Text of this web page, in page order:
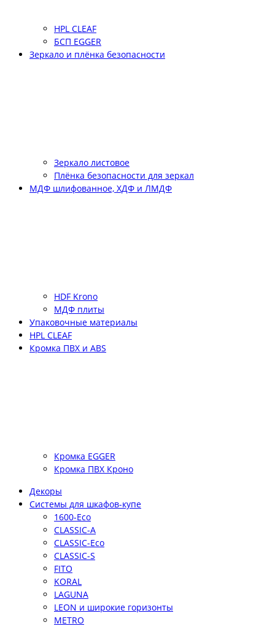
HPL CLEAF
БСП EGGER
Зеркало и плёнка безопасности
Зеркало листовое
Плёнка безопасности для зеркал
МДФ шлифованное, ХДФ и ЛМДФ
HDF Krono
МДФ плиты
Упаковочные материалы
HPL CLEAF
Кромка ПВХ и ABS
Кромка EGGER
Кромка ПВХ Кроно
Декоры
Системы для шкафов-купе
1600-Eco
CLASSIC-A
CLASSIC-Eco
CLASSIC-S
FITO
KORAL
LAGUNA
LEON и широкие горизонты
METRO